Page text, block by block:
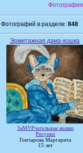
Фотографии
Фотографий в разделе: 848
Эрмитажная дама-кошка
ЗаМУРчательные кошки
Рисунки
Гончарова Маргарита
15 лет